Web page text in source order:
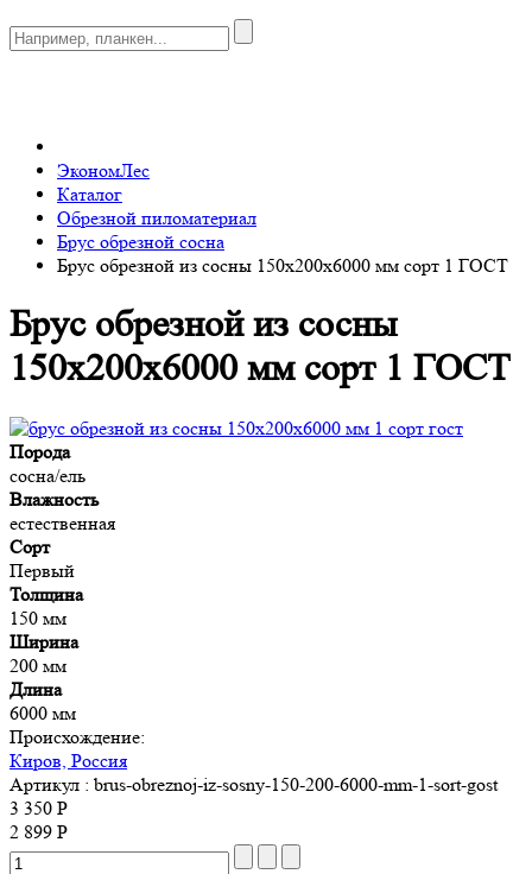
ЭкономЛес
Каталог
Обрезной пиломатериал
Брус обрезной сосна
Брус обрезной из сосны 150x200х6000 мм сорт 1 ГОСТ
Брус обрезной из сосны
150x200х6000 мм сорт 1 ГОСТ
Порода
сосна/ель
Влажность
естественная
Сорт
Первый
Толщина
150 мм
Ширина
200 мм
Длина
6000 мм
Происхождение:
Киров, Россия
Артикул : brus-obreznoj-iz-sosny-150-200-6000-mm-1-sort-gost
3 350 Р
2 899 Р